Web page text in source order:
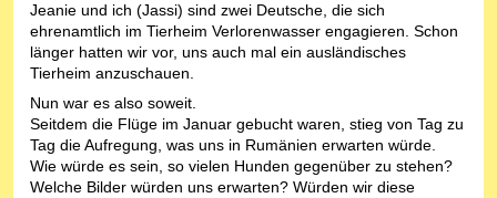
Jeanie und ich (Jassi) sind zwei Deutsche, die sich
ehrenamtlich im Tierheim Verlorenwasser engagieren. Schon
länger hatten wir vor, uns auch mal ein ausländisches
Tierheim anzuschauen.
Nun war es also soweit.
Seitdem die Flüge im Januar gebucht waren, stieg von Tag zu
Tag die Aufregung, was uns in Rumänien erwarten würde.
Wie würde es sein, so vielen Hunden gegenüber zu stehen?
Welche Bilder würden uns erwarten? Würden wir diese